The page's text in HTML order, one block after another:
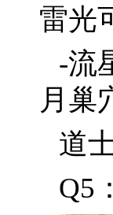
雷光
-流
月巢
道
Q5